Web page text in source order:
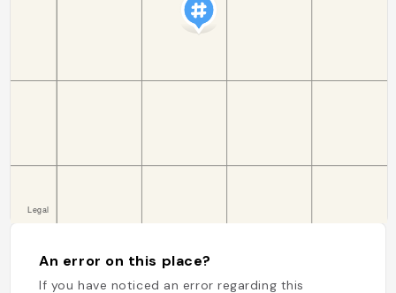
An error on this place?
If you have noticed an error regarding this